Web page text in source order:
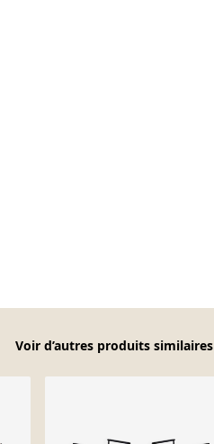
Voir d’autres produits similaires